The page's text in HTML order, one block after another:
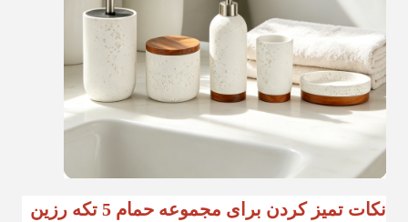
نکات تمیز کردن برای مجموعه حمام 5 تکه رزین